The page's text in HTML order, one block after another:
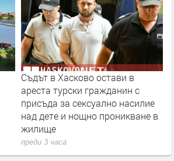
Съдът в Хасково остави в
ареста турски гражданин с
присъда за сексуално насилие
над дете и нощно проникване в
жилище
преди 3 часа